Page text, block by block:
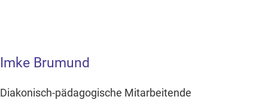
Imke Brumund
Diakonisch-pädagogische Mitarbeitende